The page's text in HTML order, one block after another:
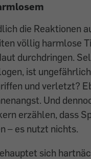
die Reaktionen
völlig harmlose
durchdringen.
ist
und verletzt?
Und
erzählen, dass
– es nutzt nichts.
sich